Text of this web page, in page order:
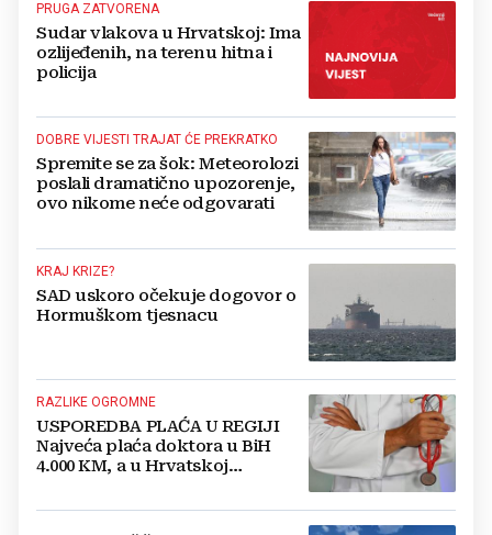
PRUGA ZATVORENA
Sudar vlakova u Hrvatskoj: Ima
ozlijeđenih, na terenu hitna i
policija
DOBRE VIJESTI TRAJAT ĆE PREKRATKO
Spremite se za šok: Meteorolozi
poslali dramatično upozorenje,
ovo nikome neće odgovarati
KRAJ KRIZE?
SAD uskoro očekuje dogovor o
Hormuškom tjesnacu
RAZLIKE OGROMNE
USPOREDBA PLAĆA U REGIJI
Najveća plaća doktora u BiH
4.000 KM, a u Hrvatskoj